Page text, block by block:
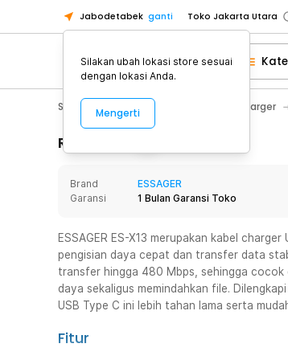
Jabodetabek ganti Toko Jakarta Utara
Toko Tangerang
Toko Cikupa
Pick n Go Jakarta
Pick n Go Bekasi
Toko Tangerang
Toko Cikupa
Pick n Go Jakarta
Pick n Go Bekasi
Smartphone & Tablet Baterai & Charger
Rincian Produk
Brand
ESSAGER
Garansi
1 Bulan Garansi Toko
ESSAGER ES-X13 merupakan kabel
pengisian daya cepat dan transfer data
transfer hingga 480 Mbps, sehingga cocok
daya sekaligus memindahkan file.
USB Type C ini lebih tahan lama serta
Fitur
Silakan ubah lokasi store sesuai
dengan lokasi Anda.
Mengerti